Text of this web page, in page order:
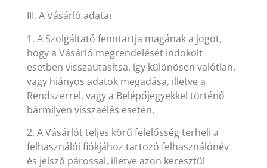
III. A Vásárló adatai
1. A Szolgáltató fenntartja magának a jogot,
hogy a Vásárló megrendelését indokolt
esetben visszautasítsa, így különösen valótlan,
vagy hiányos adatok megadása, illetve a
Rendszerrel, vagy a Belépőjegyekkel történő
bármilyen visszaélés esetén.
2. A Vásárlót teljes körű felelősség terheli a
felhasználói fiókjához tartozó felhasználónév
és jelszó párossal, illetve azon keresztül